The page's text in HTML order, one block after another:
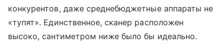
конкурентов, даже среднебюджетные аппараты не
«тупят». Единственное, сканер расположен
высоко, сантиметром ниже было бы идеально.